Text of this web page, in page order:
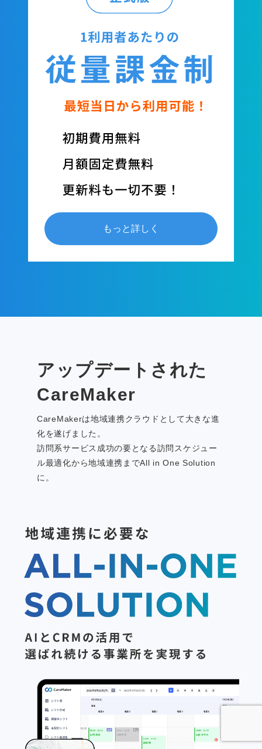
もっと詳しく
アップデートされた
CareMaker
CareMakerは地域連携クラウドとして大きな進
化を遂げました。
訪問系サービス成功の要となる訪問スケジュー
ル最適化から地域連携までAll in One Solution
に。